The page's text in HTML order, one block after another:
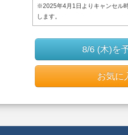
※2025年4月1日よりキャンセル
します。
8/6 (木)を
お気に